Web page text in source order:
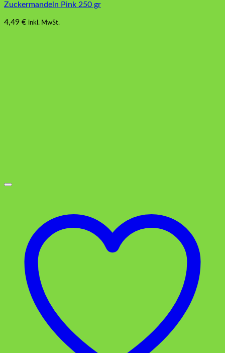
Zuckermandeln Pink 250 gr
4,49 € inkl. MwSt.